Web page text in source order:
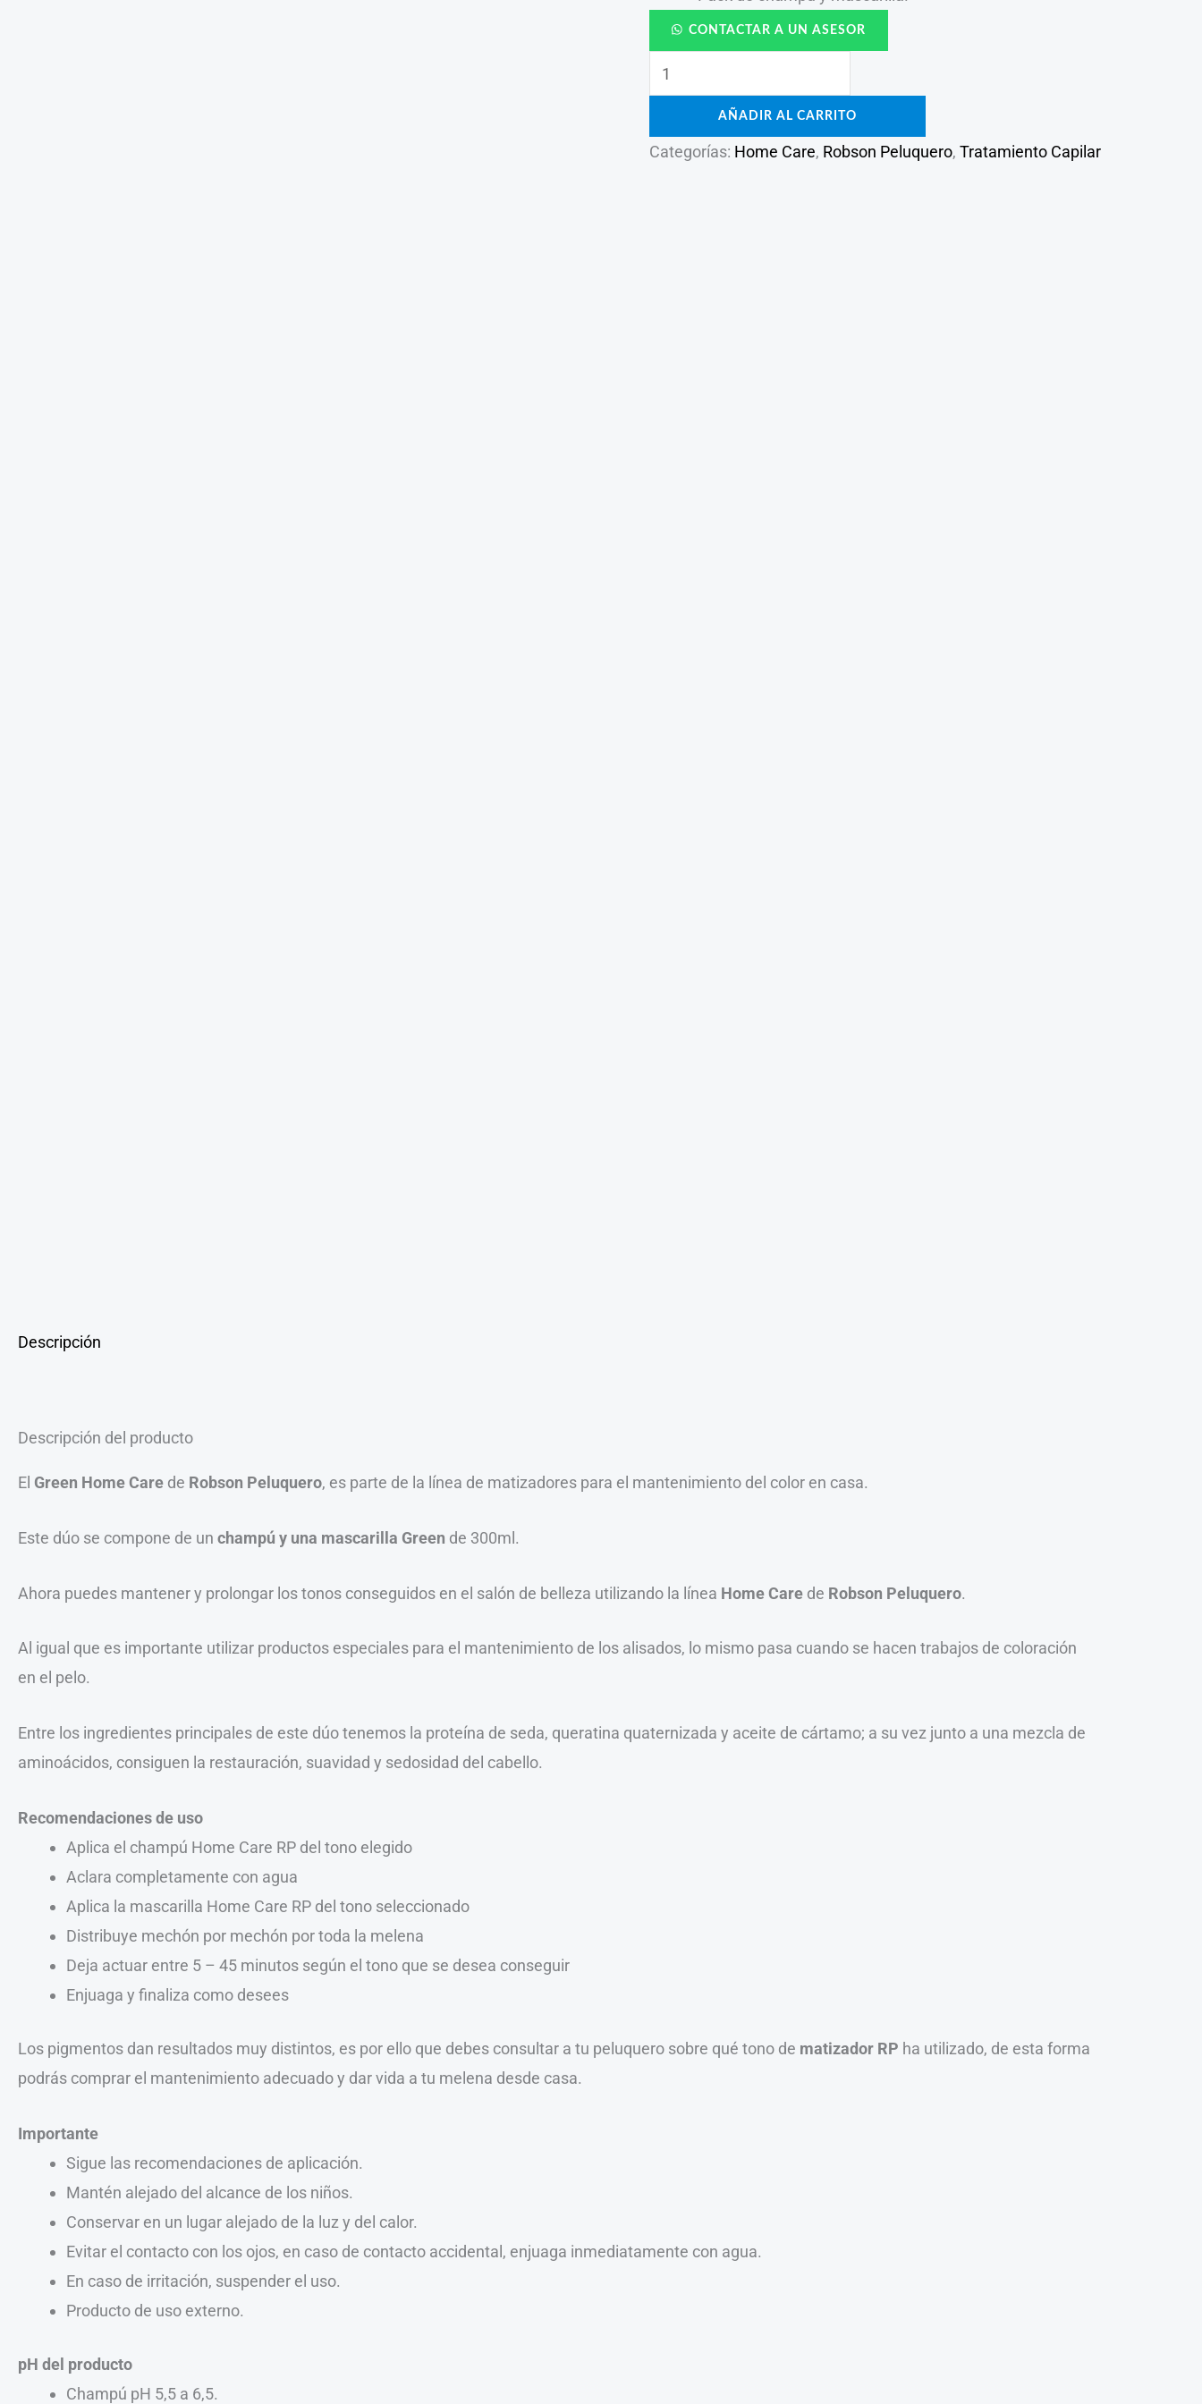
CONTACTAR A UN ASESOR
AÑADIR AL CARRITO
Categorías: Home Care, Robson Peluquero, Tratamiento Capilar
Descripción
Descripción del producto
El Green HomeCare de Robson Peluquero, es parte de la línea de matizadores para el mantenimiento del color en casa.
Este dúo se compone de un champú y una mascarilla Green de 300ml.
Ahora puedes mantener y prolongar los tonos conseguidos en el salón de belleza utilizando la línea Home Care de Robson Peluquero.
Al igual que es importante utilizar productos especiales para el mantenimiento de los alisados, lo mismo pasa cuando se hacen trabajos de coloración
en el pelo.
Entre los ingredientes principales de este dúo tenemos la proteína de seda, queratina quaternizada y aceite de cártamo; a su vez junto a una mezcla de
aminoácidos, consiguen la restauración, suavidad y sedosidad del cabello.
Recomendaciones de uso
Aplica el champú Home Care RP del tono elegido
Aclara completamente con agua
Aplica la mascarilla Home Care RP del tono seleccionado
Distribuye mechón por mechón por toda la melena
Deja actuar entre 5 – 45 minutos según el tono que se desea conseguir
Enjuaga y finaliza como desees
Los pigmentos dan resultados muy distintos, es por ello que debes consultar a tu peluquero sobre qué tono de matizador RP ha utilizado, de esta forma
podrás comprar el mantenimiento adecuado y dar vida a tu melena desde casa.
Importante
Sigue las recomendaciones de aplicación.
Mantén alejado del alcance de los niños.
Conservar en un lugar alejado de la luz y del calor.
Evitar el contacto con los ojos, en caso de contacto accidental, enjuaga inmediatamente con agua.
En caso de irritación, suspender el uso.
Producto de uso externo.
pH del producto
Champú pH 5,5 a 6,5.